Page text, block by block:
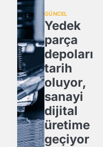
GÜNCEL
Yedek
parça
depoları
tarih
oluyor,
sanayi
dijital
üretime
geçiyor